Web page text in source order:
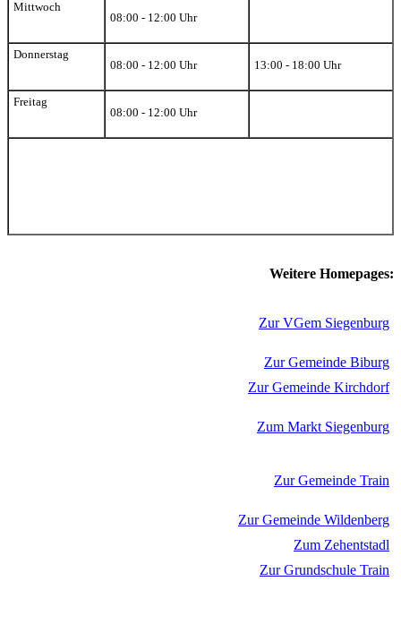
Mittwoch
08:00 - 12:00 Uhr
Donnerstag
08:00 - 12:00 Uhr
13:00 - 18:00 Uhr
Freitag
08:00 - 12:00 Uhr
Weitere Homepages:
Zur VGem Siegenburg
Zur Gemeinde Biburg
Zur Gemeinde Kirchdorf
Zum Markt Siegenburg
Zur Gemeinde Train
Zur Gemeinde Wildenberg
Zum Zehentstadl
Zur Grundschule Train